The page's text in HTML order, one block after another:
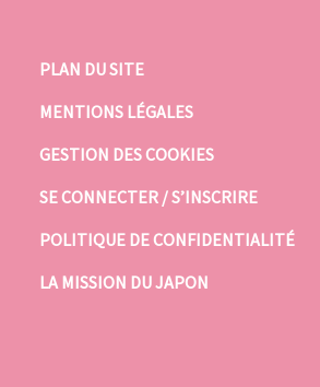
PLAN DU SITE
MENTIONS LÉGALES
GESTION DES COOKIES
SE CONNECTER / S’INSCRIRE
POLITIQUE DE CONFIDENTIALITÉ
LA MISSION DU JAPON